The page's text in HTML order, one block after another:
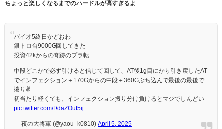
ちょっと楽しくなるまでのハードルが高すぎるよ
バイオ5終日かどおわ
銀トロ台9000G回してきた
投資42kからの奇跡のプラ転
中段どこかで必ず引けると信じて回して、AT後1g目にから引き戻したAT
でインフェクション＋170Gからの中段＋360Gぶち込んで最後の最後で
捲り✌️
初当たり軽くても、インフェクション振り分け負けるとマジでしんどい
pic.twitter.com/DdaZOut5ij
— 夜の大将軍 (@yaou_k0810) April 5, 2025